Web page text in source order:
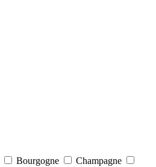
Bourgogne
Champagne